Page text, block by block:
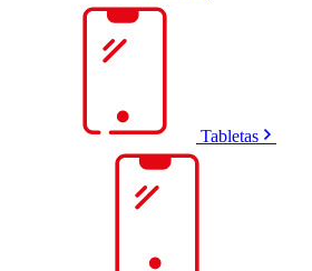
Tabletas